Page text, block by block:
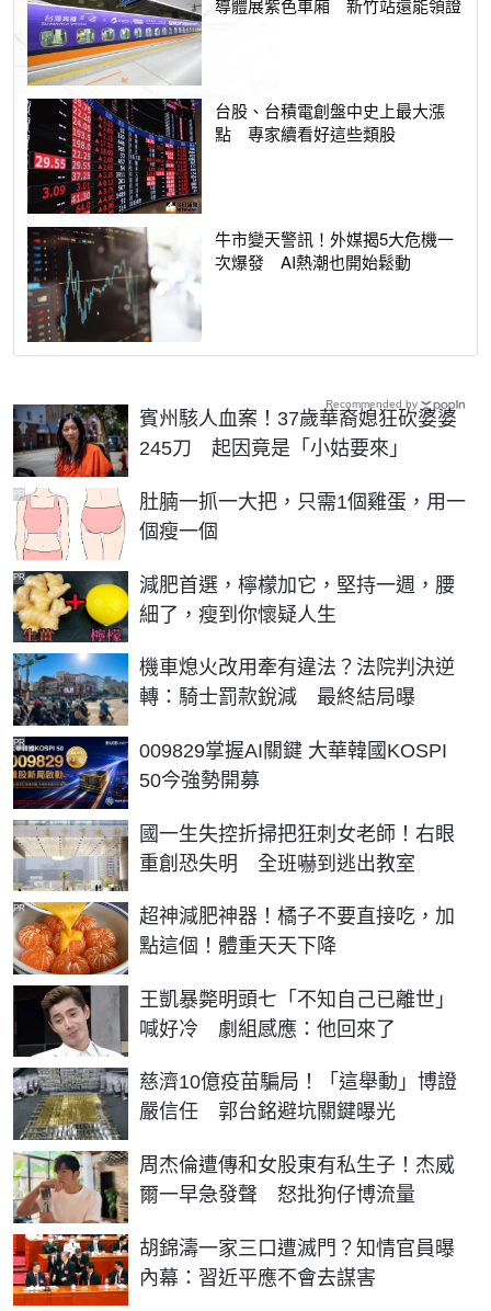
導體展紫色車廂 新竹站還能領證
台股、台積電創盤中史上最大漲
點 專家續看好這些類股
牛市變天警訊！外媒揭5大危機一
次爆發 AI熱潮也開始鬆動
賓州駭人血案！37歲華裔媳狂砍婆婆
245刀 起因竟是「小姑要來」
肚腩一抓一大把，只需1個雞蛋，用一
個瘦一個
PR
減肥首選，檸檬加它，堅持一週，腰
細了，瘦到你懷疑人生
PR
機車熄火改用牽有違法？法院判決逆
轉：騎士罰款銳減 最終結局曝
009829掌握AI關鍵 大華韓國KOSPI
50今強勢開募
PR
國一生失控折掃把狂刺女老師！右眼
重創恐失明 全班嚇到逃出教室
超神減肥神器！橘子不要直接吃，加
點這個！體重天天下降
PR
王凱暴斃明頭七「不知自己已離世」
喊好冷 劇組感應：他回來了
慈濟10億疫苗騙局！「這舉動」博證
嚴信任 郭台銘避坑關鍵曝光
周杰倫遭傳和女股東有私生子！杰威
爾一早急發聲 怒批狗仔博流量
胡錦濤一家三口遭滅門？知情官員曝
內幕：習近平應不會去謀害
Recommended by